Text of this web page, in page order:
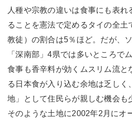
人種や宗教の違いは食事にも表れ
ることを憲法で定めるタイの全土
教徒）の割合は5％ほど。だが、
「深南部」4県では多いところで
食事も香辛料が効くムスリム流と
る日本食が入り込む余地は乏しく
地」として住民らが親しむ機会も
そのような土地に2002年2月にオ